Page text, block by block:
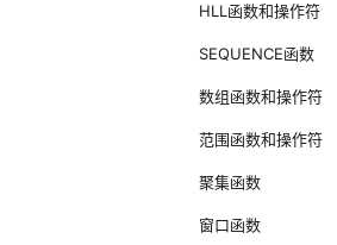
HLL函数和操作符
SEQUENCE函数
数组函数和操作符
范围函数和操作符
聚集函数
窗口函数